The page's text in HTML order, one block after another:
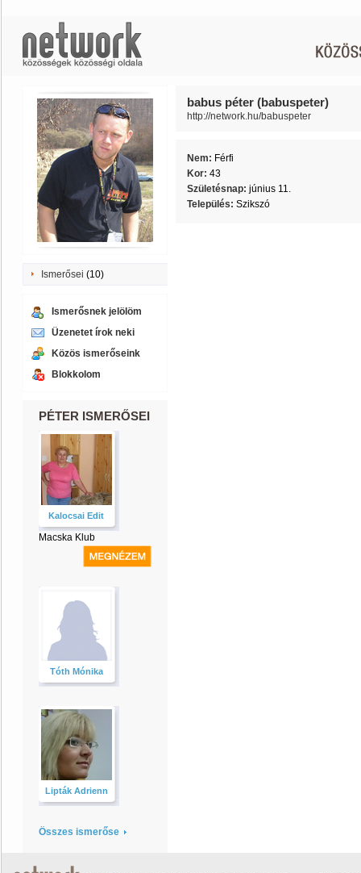
Ismerősei (10)
Ismerősnek jelölöm
Üzenetet írok neki
Közös ismerőseink
Blokkolom
PÉTER ISMERŐSEI
Kalocsai Edit
Macska Klub
Tóth Mónika
Lipták Adrienn
Összes ismerőse
babus péter (babuspeter)
http://network.hu/babuspeter
Nem: Férfi
Kor: 43
Születésnap: június 11.
Település: Szikszó